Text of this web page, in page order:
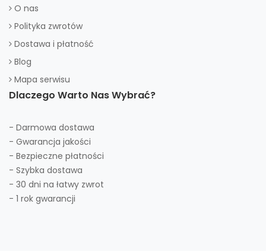
O nas
Polityka zwrotów
Dostawa i płatność
Blog
Mapa serwisu
Dlaczego Warto Nas Wybrać?
- Darmowa dostawa
- Gwarancja jakości
- Bezpieczne płatności
- Szybka dostawa
- 30 dni na łatwy zwrot
- 1 rok gwarancji